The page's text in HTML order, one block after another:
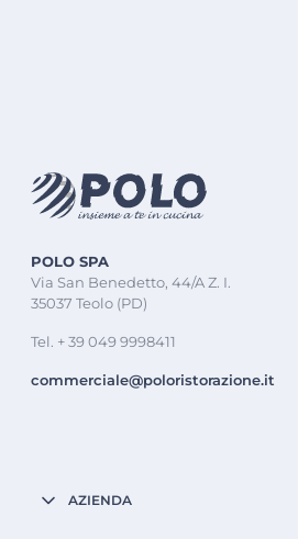
POLO SPA
Via San Benedetto, 44/A Z. I.
35037 Teolo (PD)
Tel. + 39 049 9998411
commerciale@poloristorazione.it
AZIENDA